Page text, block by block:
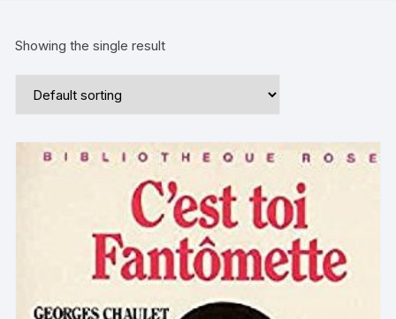
Showing the single result